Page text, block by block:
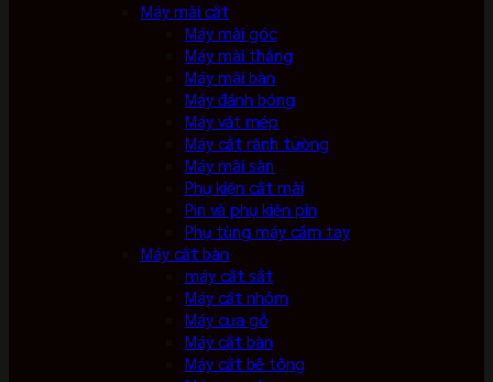
Máy mài cắt
Máy mài góc
Máy mài thẳng
Máy mài bàn
Máy đánh bóng
Máy vát mép
Máy cắt rãnh tường
Máy mài sàn
Phụ kiện cắt mài
Pin và phụ kiện pin
Phụ tùng máy cầm tay
Máy cắt bàn
máy cắt sắt
Máy cắt nhôm
Máy cưa gỗ
Máy cắt bàn
Máy cắt bê tông